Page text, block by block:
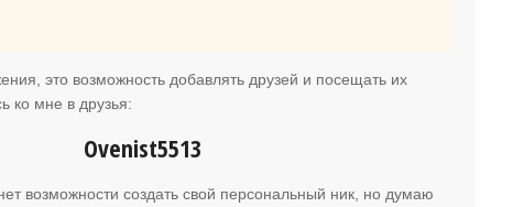
это возможность добавлять друзей и посещать их
ко мне в друзья:
Ovenist5513
возможности создать свой персональный ник, но думаю